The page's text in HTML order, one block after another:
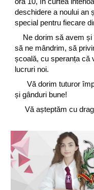
deschidere a noului an
special pentru fiecare
Ne dorim să avem și
să ne mândrim, să
școală, cu speranța că
lucruri noi.
Vă dorim tuturor
și gânduri bune!
Vă așteptăm cu